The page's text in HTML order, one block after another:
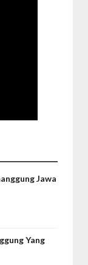
Jawa
Yang